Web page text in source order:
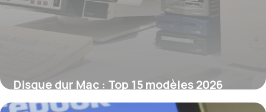
Disque dur Mac : Top 15 modèles 2026
10 juin 2026